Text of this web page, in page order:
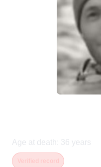
Age at death : 36 years